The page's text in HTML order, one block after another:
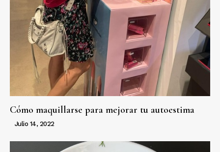
Cómo maquillarse para mejorar tu autoestima
Julio 14, 2022